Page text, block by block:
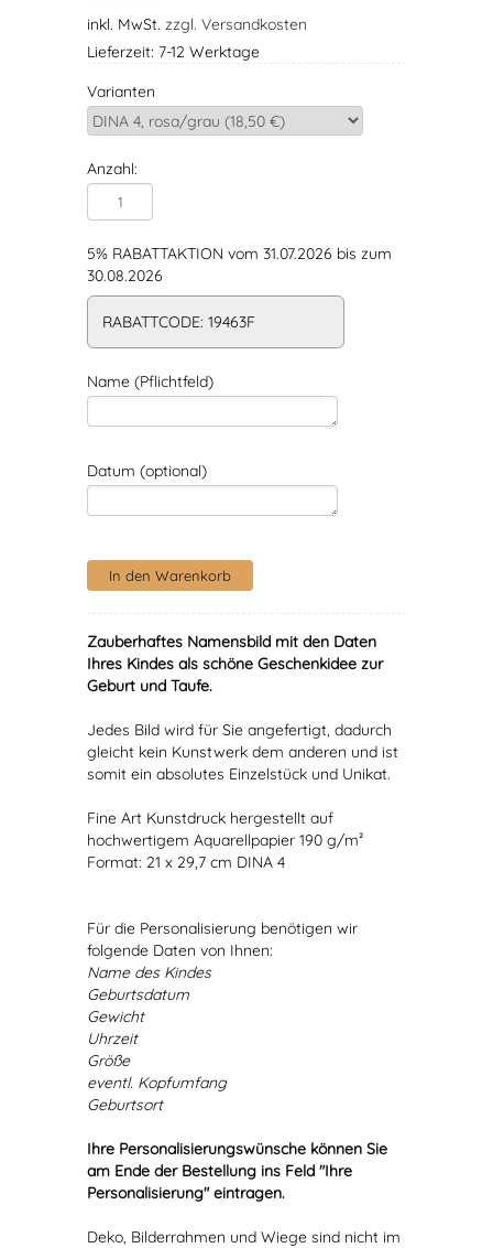
inkl. MwSt. zzgl. Versandkosten
Lieferzeit: 7-12 Werktage
Varianten
Anzahl:
5% RABATTAKTION vom 31.07.2026 bis zum
30.08.2026
RABATTCODE: 19463F
Name (Pflichtfeld)
Datum (optional)
Zauberhaftes Namensbild mit den Daten
Ihres Kindes als schöne Geschenkidee zur
Geburt und Taufe.
Jedes Bild wird für Sie angefertigt, dadurch
gleicht kein Kunstwerk dem anderen und ist
somit ein absolutes Einzelstück und Unikat.
Fine Art Kunstdruck hergestellt auf
hochwertigem Aquarellpapier 190 g/m²
Format: 21 x 29,7 cm DINA 4
Für die Personalisierung benötigen wir
folgende Daten von Ihnen:
Name des Kindes
Geburtsdatum
Gewicht
Uhrzeit
Größe
eventl. Kopfumfang
Geburtsort
Ihre Personalisierungswünsche können Sie
am Ende der Bestellung ins Feld "Ihre
Personalisierung" eintragen.
Deko, Bilderrahmen und Wiege sind nicht im